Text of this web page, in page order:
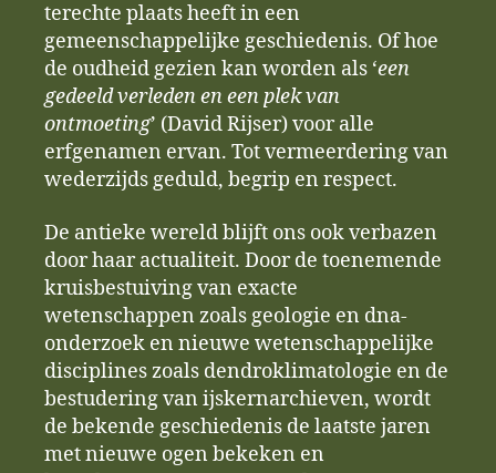
terechte plaats heeft in een
gemeenschappelijke geschiedenis. Of hoe
de oudheid gezien kan worden als ‘een
gedeeld verleden en een plek van
ontmoeting’ (David Rijser) voor alle
erfgenamen ervan. Tot vermeerdering van
wederzijds geduld, begrip en respect.
De antieke wereld blijft ons ook verbazen
door haar actualiteit. Door de toenemende
kruisbestuiving van exacte
wetenschappen zoals geologie en dna-
onderzoek en nieuwe wetenschappelijke
disciplines zoals dendroklimatologie en de
bestudering van ijskernarchieven, wordt
de bekende geschiedenis de laatste jaren
met nieuwe ogen bekeken en